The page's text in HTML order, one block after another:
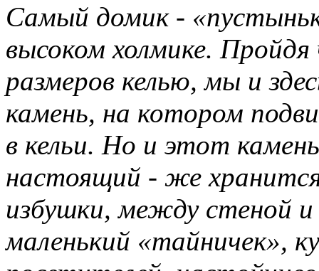
Самый домик -
высоком холмике. Пройдя
размеров келью, мы и
камень, на котором
в кельи. Но и этот
настоящий - же
избушки, между стеной и
маленький «тайничек»,